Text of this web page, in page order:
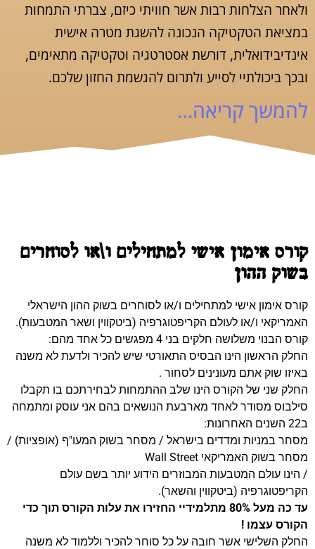
ולאחר הצלחות רבות אשר חוויתי כיזם, צברתי התמחות
במציאת הטקטיקה הנכונה להשגת מטרה אישית
אינדיבידואלית, דורשת אסטרטגיה וטקטיקה מתאימים,
ובכך ביכולתיי לסייע ולתרום להגשמת החזון שלכם.
להמשך קריאה…
קורס אימון אישי למתחילים ו\או לסוחרים
בשוק ההון
קורס אימון אישי למתחילים ו/או לסוחרים בשוק ההון הישראלי
האמריקאי ו/או לעולם הקריפטוגרפיה (ביטקווין ושאר המטבעות).
קורס הבנוי משלושה חלקים בני 4 מפגשים כל אחד מהם:
החלק הראשון הינו הבסיס התאורטי שיש להכיר ולדעת לא משנה
באיזו שוק אתם מעונינים לסחור .
החלק שני של הקורס הינו שלב ההתמחות לבחירתכם בו תקבלו
סילבוס מסודר לאחד מארבעת הנושאים בהם אני עוסק ומתמחה
ב22 השנים האחרונות:
מסחר במניות ומדדים בישראל / מסחר בשוק המעו"ף (אופציות) /
מסחר בשוק האמריקאי Wall Street
/ הינו עולם המטבעות המבוזרים הידוע יותר בשם עולם
הקריפטוגרפיה (ביטקווין והשאר).
עד כה מעל 80% מתלמידיי החזירו את עלות הקורס תוך כדי
הקורס עצמו !
החלק השלישי אשר חובה על כל סוחר להכיר וללמוד לא משנה